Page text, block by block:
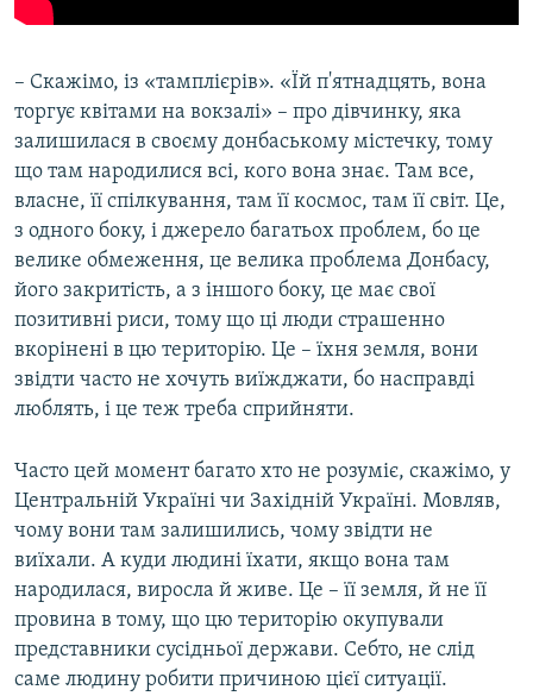
– Скажімо, із «тамплієрів». «Їй п'ятнадцять, вона
торгує квітами на вокзалі» – про дівчинку, яка
залишилася в своєму донбаському містечку, тому
що там народилися всі, кого вона знає. Там все,
власне, її спілкування, там її космос, там її світ. Це,
з одного боку, і джерело багатьох проблем, бо це
велике обмеження, це велика проблема Донбасу,
його закритість, а з іншого боку, це має свої
позитивні риси, тому що ці люди страшенно
вкорінені в цю територію. Це – їхня земля, вони
звідти часто не хочуть виїжджати, бо насправді
люблять, і це теж треба сприйняти.
Часто цей момент багато хто не розуміє, скажімо, у
Центральній Україні чи Західній Україні. Мовляв,
чому вони там залишились, чому звідти не
виїхали. А куди людині їхати, якщо вона там
народилася, виросла й живе. Це – її земля, й не її
провина в тому, що цю територію окупували
представники сусідньої держави. Себто, не слід
саме людину робити причиною цієї ситуації.